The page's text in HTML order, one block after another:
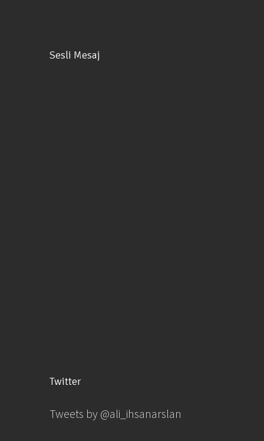
Sesli Mesaj
Twitter
Tweets by @ali_ihsanarslan